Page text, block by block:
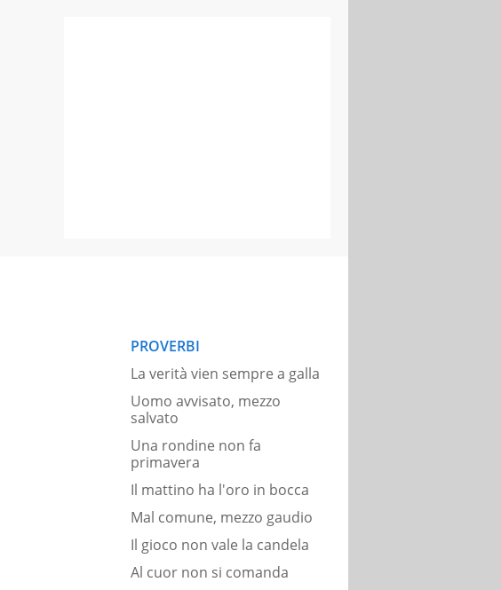
PROVERBI
La verità vien sempre a galla
Uomo avvisato, mezzo
salvato
Una rondine non fa
primavera
Il mattino ha l'oro in bocca
Mal comune, mezzo gaudio
Il gioco non vale la candela
Al cuor non si comanda